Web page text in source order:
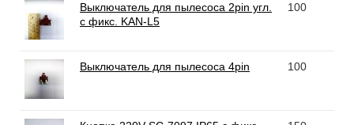
Выключатель для пылесоса 2pin угл.
с фикс. KAN-L5
100
Выключатель для пылесоса 4pin 100